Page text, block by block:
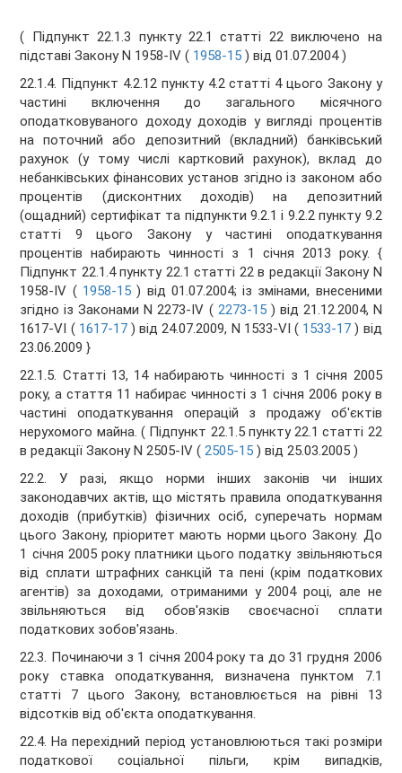
( Підпункт 22.1.3 пункту 22.1 статті 22 виключено на
підставі Закону N 1958-IV ( 1958-15 ) від 01.07.2004 )
22.1.4. Підпункт 4.2.12 пункту 4.2 статті 4 цього Закону у
частині включення до загального місячного
оподатковуваного доходу доходів у вигляді процентів
на поточний або депозитний (вкладний) банківський
рахунок (у тому числі картковий рахунок), вклад до
небанківських фінансових установ згідно із законом або
процентів (дисконтних доходів) на депозитний
(ощадний) сертифікат та підпункти 9.2.1 і 9.2.2 пункту 9.2
статті 9 цього Закону у частині оподаткування
процентів набирають чинності з 1 січня 2013 року. {
Підпункт 22.1.4 пункту 22.1 статті 22 в редакції Закону N
1958-IV ( 1958-15) від 01.07.2004; із змінами, внесеними
згідно із Законами N 2273-IV ( 2273-15) від 21.12.2004, N
1617-VI ( 1617-17) від 24.07.2009, N 1533-VI ( 1533-17 ) від
23.06.2009 }
22.1.5. Статті 13, 14 набирають чинності з 1 січня 2005
року, а стаття 11 набирає чинності з 1 січня 2006 року в
частині оподаткування операцій з продажу об'єктів
нерухомого майна. ( Підпункт 22.1.5 пункту 22.1 статті 22
в редакції Закону N 2505-IV (2505-15 ) від 25.03.2005 )
22.2. У разі, якщо норми інших законів чи інших
законодавчих актів, що містять правила оподаткування
доходів (прибутків) фізичних осіб, суперечать нормам
цього Закону, пріоритет мають норми цього Закону. До
1 січня 2005 року платники цього податку звільняються
від сплати штрафних санкцій та пені (крім податкових
агентів) за доходами, отриманими у 2004 році, але не
звільняються від обов'язків своєчасної сплати
податкових зобов'язань.
22.3. Починаючи з 1 січня 2004 року та до 31 грудня 2006
року ставка оподаткування, визначена пунктом 7.1
статті 7 цього Закону, встановлюється на рівні 13
відсотків від об'єкта оподаткування.
22.4. На перехідний період установлюються такі розміри
податкової соціальної пільги, крім випадків,